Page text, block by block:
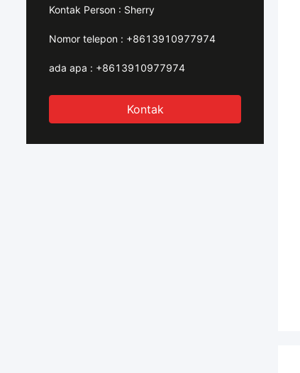
Kontak Person : Sherry
Nomor telepon : +8613910977974
ada apa : +8613910977974
Kontak